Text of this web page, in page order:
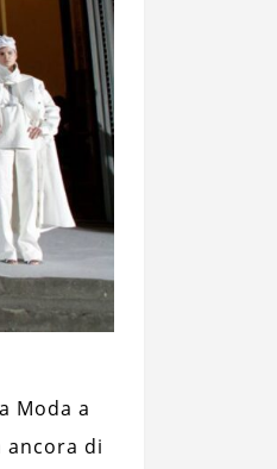
Moda a
ancora di